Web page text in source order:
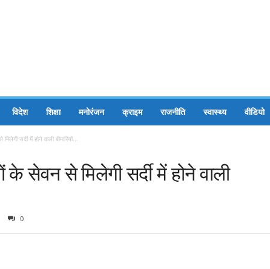
विदेश शिक्षा मनोरंजन क्राइम राजनीति स्वास्थ्य वीडियो
सर्दी में होने वाली बीमारियों...
के सेवन से मिलेगी सर्दी में होने वाली
0